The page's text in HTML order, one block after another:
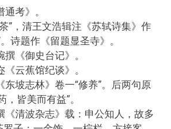
考》。
”，清王文浩辑注《苏轼诗集》作
诗题作《留题显圣寺》。
《御史台记》。
云蕉馆纪谈》。
东坡志林》卷一“修养”。后两句原
，皆美而有益”。
《清波杂志》载：申公知人，故多